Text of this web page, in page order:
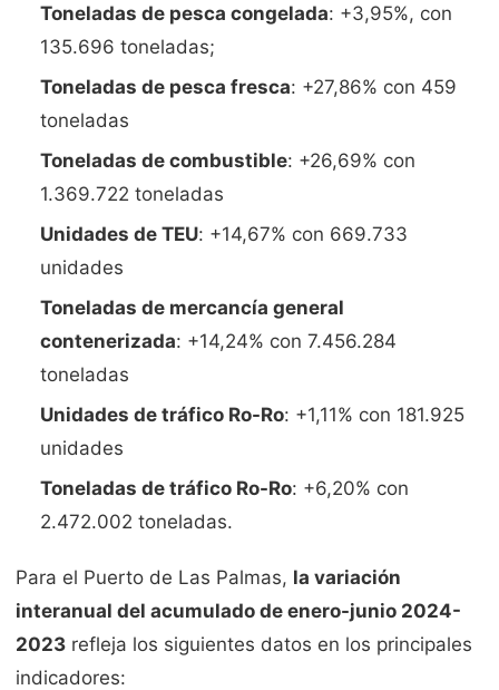
Toneladas de pesca congelada: +3,95%, con
135.696 toneladas;
Toneladas de pesca fresca: +27,86% con 459
toneladas
Toneladas de combustible: +26,69% con
1.369.722 toneladas
Unidades de TEU: +14,67% con 669.733
unidades
Toneladas de mercancía general
contenerizada: +14,24% con 7.456.284
toneladas
Unidades de tráfico Ro-Ro: +1,11% con 181.925
unidades
Toneladas de tráfico Ro-Ro: +6,20% con
2.472.002 toneladas.
Para el Puerto de Las Palmas, la variación
interanual del acumulado de enero-junio 2024-
2023 refleja los siguientes datos en los principales
indicadores: